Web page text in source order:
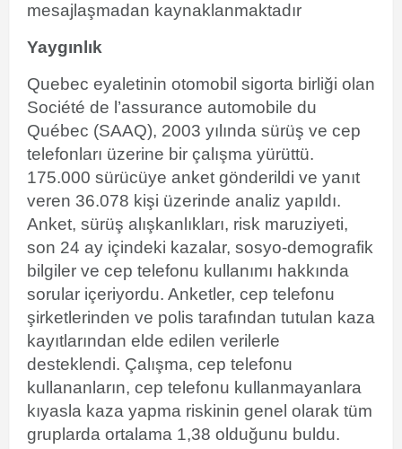
mesajlaşmadan kaynaklanmaktadır
Yaygınlık
Quebec eyaletinin otomobil sigorta birliği olan
Société de l’assurance automobile du
Québec (SAAQ), 2003 yılında sürüş ve cep
telefonları üzerine bir çalışma yürüttü.
175.000 sürücüye anket gönderildi ve yanıt
veren 36.078 kişi üzerinde analiz yapıldı.
Anket, sürüş alışkanlıkları, risk maruziyeti,
son 24 ay içindeki kazalar, sosyo-demografik
bilgiler ve cep telefonu kullanımı hakkında
sorular içeriyordu. Anketler, cep telefonu
şirketlerinden ve polis tarafından tutulan kaza
kayıtlarından elde edilen verilerle
desteklendi. Çalışma, cep telefonu
kullananların, cep telefonu kullanmayanlara
kıyasla kaza yapma riskinin genel olarak tüm
gruplarda ortalama 1,38 olduğunu buldu.